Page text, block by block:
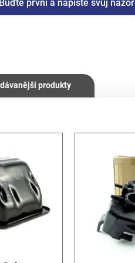
Buďte první a napište svůj názor
produkty